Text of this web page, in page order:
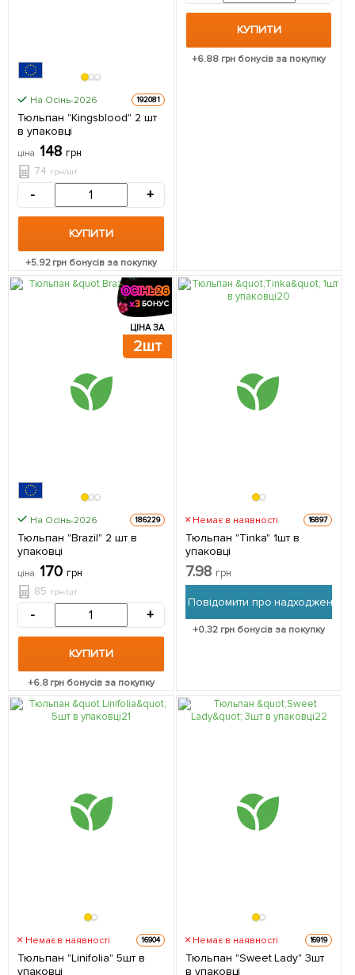
На Осінь-2026 192081
Тюльпан "Kingsblood" 2 шт
в упаковці
ціна 148 грн
74 грн/шт
- +
КУПИТИ
+5.92грн бонусів за покупку
КУПИТИ
+6.88 грн бонусів за покупку
ЦІНА ЗА
2шт
На Осінь-2026 186229
Тюльпан "Brazil" 2 шт в
упаковці
ціна 170 грн
85 грн/шт
- +
КУПИТИ
+6.8грн бонусів за покупку
Немає в наявності 16897
Тюльпан "Tinka" 1шт в
упаковці
7.98 грн
Повідомити про надходження
+0.32 грн бонусів за покупку
Немає в наявності 16904
Тюльпан "Linifolia" 5шт в
упаковці
Немає в наявності 16919
Тюльпан "Sweet Lady" 3шт
в упаковці